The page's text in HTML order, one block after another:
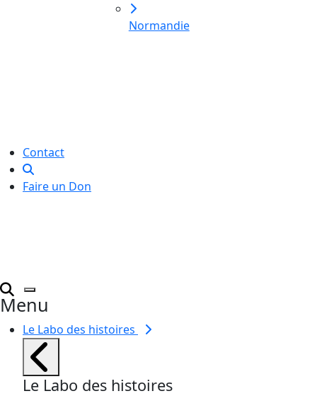
Normandie
Contact
Faire un Don
Menu
Le Labo des histoires
Le Labo des histoires